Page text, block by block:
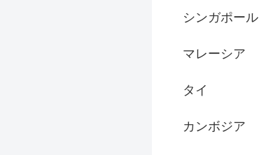
シンガポール
マレーシア
タイ
カンボジア